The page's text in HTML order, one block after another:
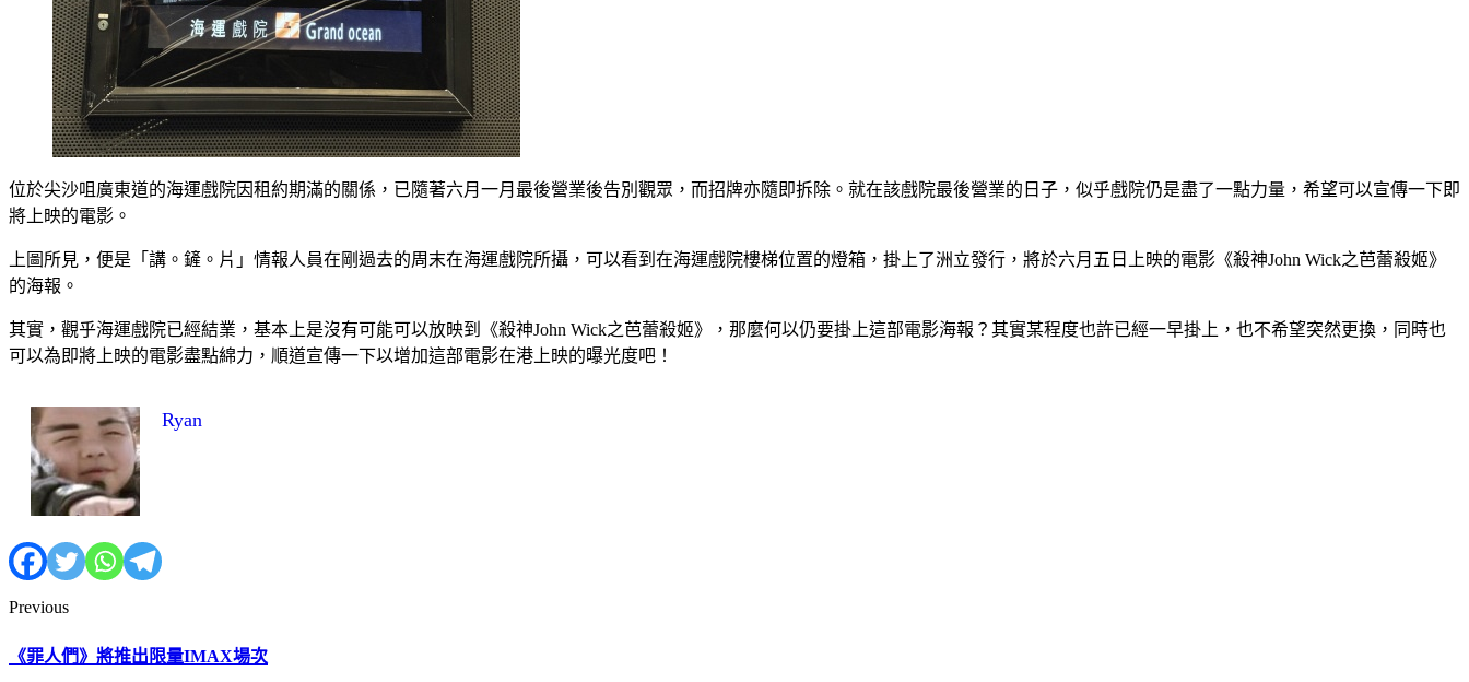
位於尖沙咀廣東道的海運戲院因租約期滿的關係，已隨著六月一月最後營業後告別觀眾，而招牌亦隨即拆除。就在該戲院最後營業的日子，似乎戲院仍是盡了一點力量，希望可以宣傳一下即
將上映的電影。
上圖所見，便是「講。鏟。片」情報人員在剛過去的周末在海運戲院所攝，可以看到在海運戲院樓梯位置的燈箱，掛上了洲立發行，將於六月五日上映的電影《殺神John Wick之芭蕾殺姬》
的海報。
其實，觀乎海運戲院已經結業，基本上是沒有可能可以放映到《殺神John Wick之芭蕾殺姬》，那麼何以仍要掛上這部電影海報？其實某程度也許已經一早掛上，也不希望突然更換，同時也
可以為即將上映的電影盡點綿力，順道宣傳一下以增加這部電影在港上映的曝光度吧！
Ryan
Previous
《罪人們》將推出限量IMAX場次